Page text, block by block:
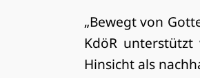
„Bewegt von
KdöR
Hinsicht als